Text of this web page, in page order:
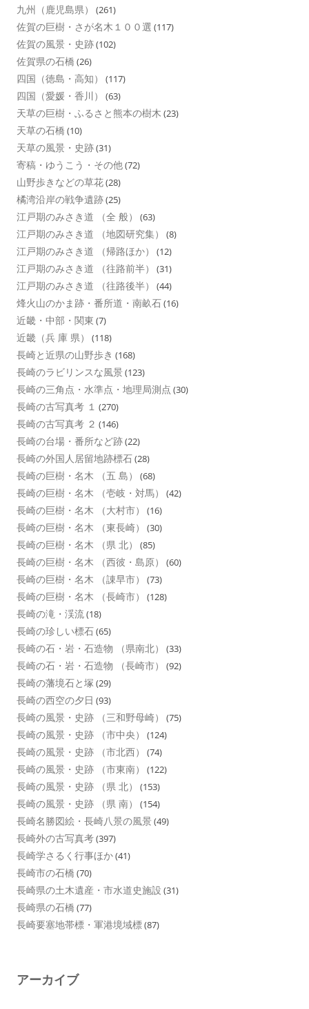
九州（鹿児島県） (261)
佐賀の巨樹・さが名木１００選 (117)
佐賀の風景・史跡(102)
佐賀県の石橋 (26)
四国（徳島・高知） (117)
四国（愛媛・香川） (63)
天草の巨樹・ふるさと熊本の樹木 (23)
天草の石橋 (10)
天草の風景・史跡(31)
寄稿・ゆうこう・その他(72)
山野歩きなどの草花(28)
橘湾沿岸の戦争遺跡(25)
江戸期のみさき道 （全 般） (63)
江戸期のみさき道 （地図研究集） (8)
江戸期のみさき道 （帰路ほか） (12)
江戸期のみさき道 （往路前半） (31)
江戸期のみさき道 （往路後半） (44)
烽火山のかま跡・番所道・南畝石(16)
近畿・中部・関東 (7)
近畿（兵 庫 県） (118)
長崎と近県の山野歩き (168)
長崎のラビリンスな風景 (123)
長崎の三角点・水準点・地理局測点 (30)
長崎の古写真考 １ (270)
長崎の古写真考 ２ (146)
長崎の台場・番所など跡(22)
長崎の外国人居留地跡標石(28)
長崎の巨樹・名木 （五 島） (68)
長崎の巨樹・名木 （壱岐・対馬） (42)
長崎の巨樹・名木 （大村市） (16)
長崎の巨樹・名木 （東長崎） (30)
長崎の巨樹・名木 （県 北） (85)
長崎の巨樹・名木 （西彼・島原） (60)
長崎の巨樹・名木 （諌早市） (73)
長崎の巨樹・名木 （長崎市） (128)
長崎の滝・渓流(18)
長崎の珍しい標石(65)
長崎の石・岩・石造物 （県南北） (33)
長崎の石・岩・石造物 （長崎市） (92)
長崎の藩境石と塚 (29)
長崎の西空の夕日 (93)
長崎の風景・史跡 （三和野母崎） (75)
長崎の風景・史跡 （市中央） (124)
長崎の風景・史跡 （市北西） (74)
長崎の風景・史跡 （市東南） (122)
長崎の風景・史跡 （県 北） (153)
長崎の風景・史跡 （県 南） (154)
長崎名勝図絵・長崎八景の風景 (49)
長崎外の古写真考(397)
長崎学さるく行事ほか(41)
長崎市の石橋 (70)
長崎県の土木遺産・市水道史施設 (31)
長崎県の石橋 (77)
長崎要塞地帯標・軍港境域標(87)
アーカイブ